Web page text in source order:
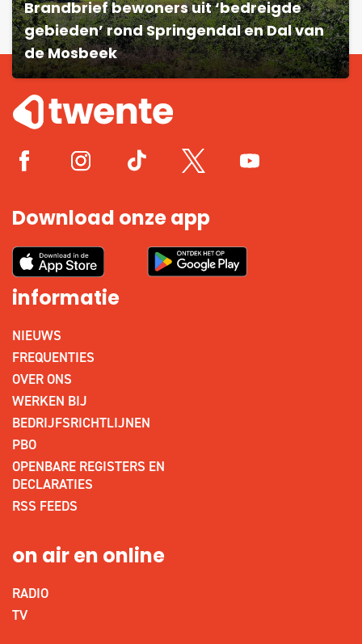
Brandbrief bewoners uit ‘bedreigde
gebieden’ rond Springendal en Dal van
de Mosbeek
Download onze app
informatie
NIEUWS
FREQUENTIES
OVER ONS
WERKEN BIJ
BEDRIJFSRICHTLIJNEN
PBO
OPENBARE REGISTERS EN
DECLARATIES
RSS FEEDS
on air en online
RADIO
TV